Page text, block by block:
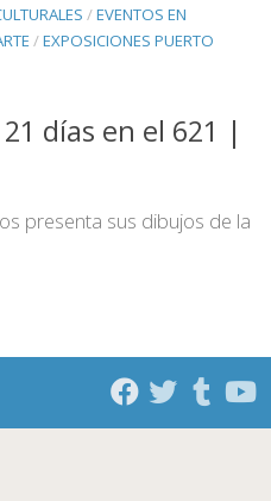
/EVENTOS EN
/EXPOSICIONES PUERTO
días en el 621 |
presenta sus dibujos de la